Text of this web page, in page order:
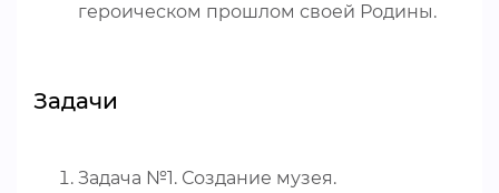
героическом прошлом своей Родины.
Задачи
Задача №1. Создание музея.